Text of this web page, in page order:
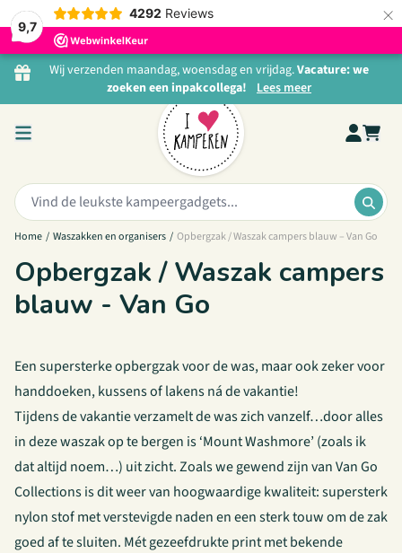
9,7
4292 Reviews ×
Ga naar de inhoud
Wij verzenden maandag, woensdag en vrijdag.Vacature: we
zoeken een inpakcollega! Lees meer
Zoeken:
Home / Waszakken en organisers / Opbergzak / Waszak campers blauw – Van Go
Opbergzak / Waszak campers
blauw - Van Go
Een supersterke opbergzak voor de was, maar ook zeker voor
handdoeken, kussens of lakens ná de vakantie!
Tijdens de vakantie verzamelt de was zich vanzelf…door alles
in deze waszak op te bergen is ‘Mount Washmore’ (zoals ik
dat altijd noem…) uit zicht. Zoals we gewend zijn van Van Go
Collections is dit weer van hoogwaardige kwaliteit: supersterk
nylon stof met verstevigde naden en een sterk touw om de zak
goed af te sluiten. Mét gezeefdrukte print met bekende